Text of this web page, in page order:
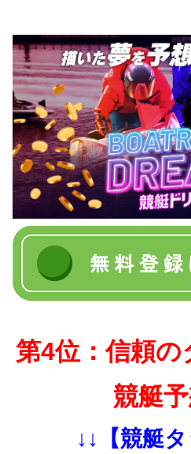
第4位：信頼の
競艇予
↓↓【競艇